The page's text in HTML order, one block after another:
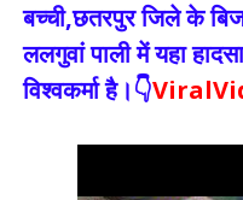
बच्ची,छतरपुर जिले के
ललगुवां पाली में यहा
विश्वकर्मा है।👇